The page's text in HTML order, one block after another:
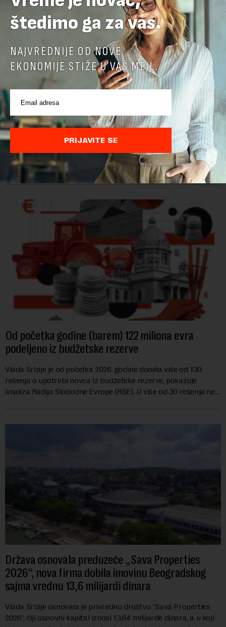
Ministarstvo: EK potvrdila da je Srbija unapredila
kontrolu hrane biljnog porekla
Ministarstvo poljoprivrede, šumarstva i vodoprivrede saopštilo
je danas da je Evropska komisija potvrdila da je Srbija
značajno unapredila sistem službenih kontrola bezbednosti
hrane biljnog porekla, te da k...
Od početka godine (barem) 122 miliona evra
podeljeno iz budžetske rezerve
Vlada Srbije je od početka 2026. godine donela više od 130
rešenja o upotrebi novca iz budžetske rezerve, pokazuje
analiza Radija Slobodne Evrope (RSE). U više od 30 rešenja ne
Država osnovala preduzeće „Sava Properties
2026“, nova firma dobila imovinu Beogradskog
sajma vrednu 13,6 milijardi dinara
Vlada Srbije osnovala je privredno društvo "Sava Properties
2026", čiji osnovni kapital iznosi 13,64 milijarde dinara, a u koji
štedimo ga za vas.
NAJVREDNIJE OD NOVE
EKONOMIJE STIŽE U VAŠ MEJL.
PRIJAVITE SE